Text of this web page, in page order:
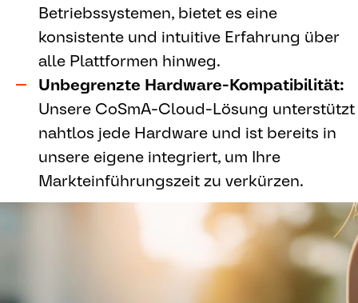
Betriebssystemen, bietet es eine
konsistente und intuitive Erfahrung über
alle Plattformen hinweg.
Unbegrenzte Hardware-Kompatibilität:
Unsere CoSmA-Cloud-Lösung unterstützt
nahtlos jede Hardware und ist bereits in
unsere eigene integriert, um Ihre
Markteinführungszeit zu verkürzen.